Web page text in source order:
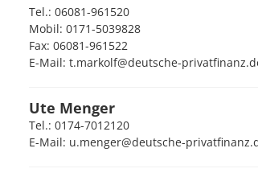
Tel.: 06081-961520
Mobil: 0171-5039828
Fax: 06081-961522
E-Mail: t.markolf@deutsche-
Ute Menger
Tel.: 0174-7012120
E-Mail: u.menger@deutsche-